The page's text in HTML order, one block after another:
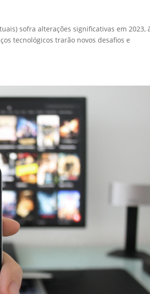
sofra alterações significativas em 2023,
tecnológicos trarão novos desafios e